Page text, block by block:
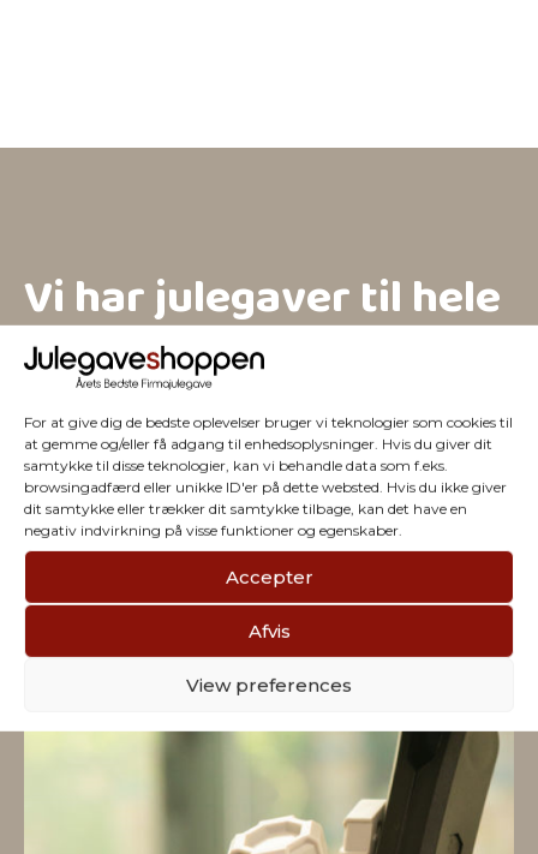
For at give dig de bedste oplevelser bruger vi teknologier som cookies til
at gemme og/eller få adgang til enhedsoplysninger. Hvis du giver dit
samtykke til disse teknologier, kan vi behandle data som f.eks.
browsingadfærd eller unikke ID'er på dette websted. Hvis du ikke giver
dit samtykke eller trækker dit samtykke tilbage, kan det have en
negativ indvirkning på visse funktioner og egenskaber.
Accepter
Afvis
View preferences
Vi har julegaver til hele
firmaet